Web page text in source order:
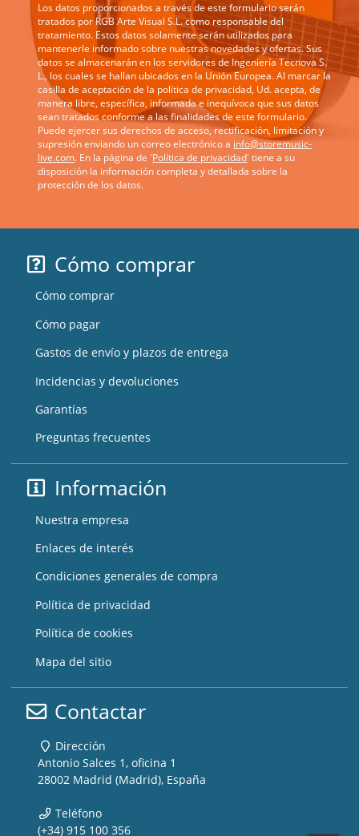
Los datos proporcionados a través de este formulario serán
tratados por RGB Arte Visual S.L. como responsable del
tratamiento. Estos datos solamente serán utilizados para
mantenerle informado sobre nuestras novedades y ofertas. Sus
datos se almacenarán en los servidores de Ingeniería Tecnova S.
L., los cuales se hallan ubicados en la Unión Europea. Al marcar la
casilla de aceptación de la política de privacidad, Ud. acepta, de
manera libre, específica, informada e inequívoca que sus datos
sean tratados conforme a las finalidades de este formulario.
Puede ejercer sus derechos de acceso, rectificación, limitación y
supresión enviando un correo electrónico a info@storemusic-
live.com. En la página de 'Política de privacidad' tiene a su
disposición la información completa y detallada sobre la
protección de los datos.
Cómo comprar
Cómo comprar
Cómo pagar
Gastos de envío y plazos de entrega
Incidencias y devoluciones
Garantías
Preguntas frecuentes
Información
Nuestra empresa
Enlaces de interés
Condiciones generales de compra
Política de privacidad
Política de cookies
Mapa del sitio
Contactar
Dirección
Antonio Salces 1, oficina 1
28002 Madrid (Madrid), España
Teléfono
(+34) 915 100 356